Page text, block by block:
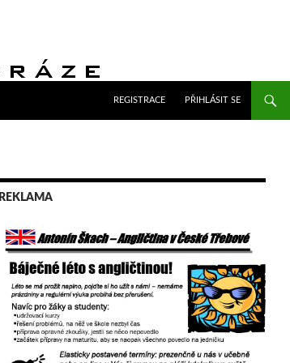
REGISTRACE
PŘIHLÁSIT SE
REKLAMA